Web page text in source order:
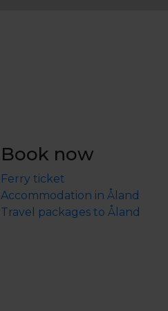
Book now
Ferry ticket
Accommodation in Åland
Travel packages to Åland